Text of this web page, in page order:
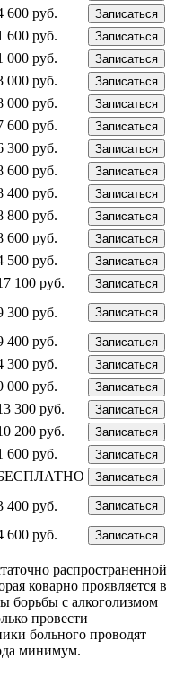
600 руб. Записаться
600 руб. Записаться
000 руб. Записаться
000 руб. Записаться
000 руб. Записаться
600 руб. Записаться
300 руб. Записаться
600 руб. Записаться
400 руб. Записаться
800 руб. Записаться
600 руб. Записаться
500 руб. Записаться
100 руб. Записаться
300 руб. Записаться
400 руб. Записаться
300 руб. Записаться
000 руб. Записаться
300 руб. Записаться
200 руб. Записаться
600 руб. Записаться
Записаться
400 руб. Записаться
600 руб. Записаться
распространенной
коварно проявляется в
борьбы с алкоголизмом
провести
больного проводят
минимум.